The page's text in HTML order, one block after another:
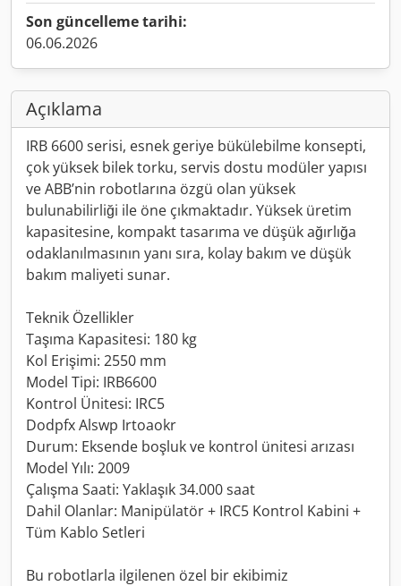
Son güncelleme tarihi:
06.06.2026
Açıklama
IRB 6600 serisi, esnek geriye bükülebilme konsepti,
çok yüksek bilek torku, servis dostu modüler yapısı
ve ABB’nin robotlarına özgü olan yüksek
bulunabilirliği ile öne çıkmaktadır. Yüksek üretim
kapasitesine, kompakt tasarıma ve düşük ağırlığa
odaklanılmasının yanı sıra, kolay bakım ve düşük
bakım maliyeti sunar.
Teknik Özellikler
Taşıma Kapasitesi: 180 kg
Kol Erişimi: 2550 mm
Model Tipi: IRB6600
Kontrol Ünitesi: IRC5
Dodpfx Alswp Irtoaokr
Durum: Eksende boşluk ve kontrol ünitesi arızası
Model Yılı: 2009
Çalışma Saati: Yaklaşık 34.000 saat
Dahil Olanlar: Manipülatör + IRC5 Kontrol Kabini +
Tüm Kablo Setleri
Bu robotlarla ilgilenen özel bir ekibimiz